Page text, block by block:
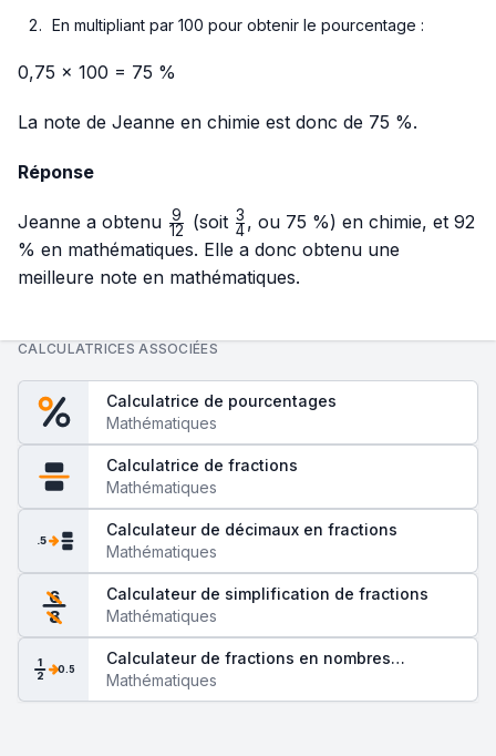
En multipliant par 100 pour obtenir le pourcentage :
0,75 × 100 = 75 %
La note de Jeanne en chimie est donc de 75 %.
Réponse
Jeanne a obtenu \frac{9}
{12}
12
9 (soit \frac{3}
{4}
4
3 , ou 75 %) en chimie, et 92
% en mathématiques. Elle a donc obtenu une
meilleure note en mathématiques.
CALCULATRICES ASSOCIÉES
Calculatrice de pourcentages
Mathématiques
Calculatrice de fractions
Mathématiques
.5
Calculateur de décimaux en fractions
Mathématiques
6
8
Calculateur de simplification de fractions
Mathématiques
1
2 0.5
Calculateur de fractions en nombres
décimaux
Mathématiques